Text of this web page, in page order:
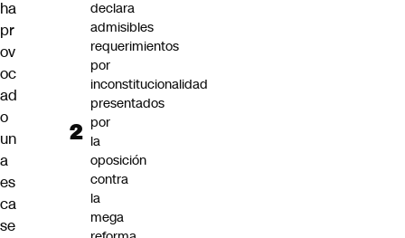
ha
pr
ov
oc
ad
o
un
a
es
ca
se
declara
admisibles
requerimientos
por
inconstitucionalidad
presentados
por
la
oposición
contra
la
mega